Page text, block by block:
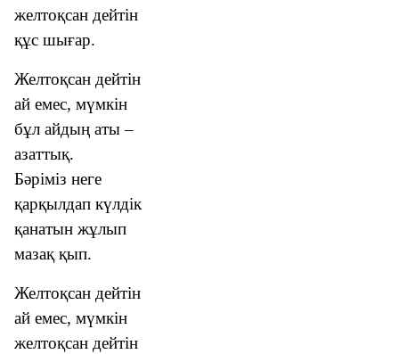
желтоқсан дейтін
құс шығар.
Желтоқсан дейтін
ай емес, мүмкін
бұл айдың аты –
азаттық.
Бәріміз неге
қарқылдап күлдік
қанатын жұлып
мазақ қып.
Желтоқсан дейтін
ай емес, мүмкін
желтоқсан дейтін